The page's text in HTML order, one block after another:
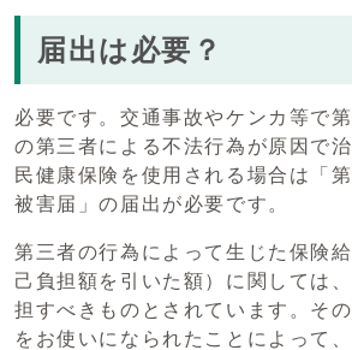
届出は必要？
必要です。交通事故やケンカ等で
の第三者による不法行為が原因で
民健康保険を使用される場合は「
被害届」の届出が必要です。
第三者の行為によって生じた保険
己負担額を引いた額）に関しては
担すべきものとされています。そ
をお使いになられたことによって